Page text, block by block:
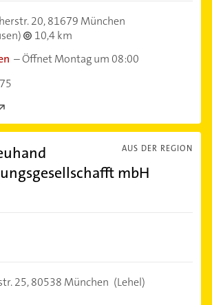
20,81679 München
10,4 km
–Öffnet Montag um 08:00
AUS DER REGION
mbH
25,80538 München (Lehel)